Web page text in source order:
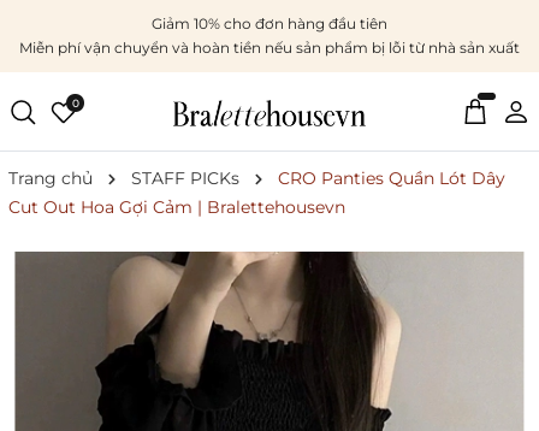
Giảm 10% cho đơn hàng đầu tiên
Miễn phí vận chuyển và hoàn tiền nếu sản phẩm bị lỗi từ nhà sản xuất
0
Trang chủ STAFF PICKs
CRO Panties Quần Lót Dây
Cut Out Hoa Gợi Cảm | Bralettehousevn